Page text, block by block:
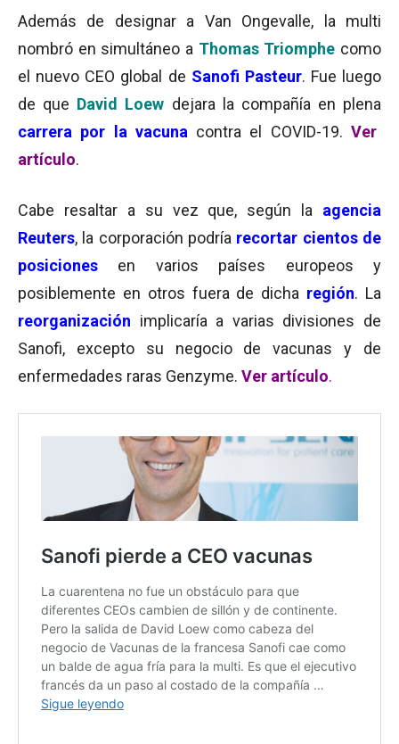
Además de designar a Van Ongevalle, la multi
nombró en simultáneo a Thomas Triomphe como
el nuevo CEO global de Sanofi Pasteur. Fue luego
de que David Loew dejara la compañía en plena
carrera por la vacuna contra el COVID-19. Ver
artículo.
Cabe resaltar a su vez que, según la agencia
Reuters, la corporación podría recortar cientos de
posiciones en varios países europeos y
posiblemente en otros fuera de dicha región. La
reorganización implicaría a varias divisiones de
Sanofi, excepto su negocio de vacunas y de
enfermedades raras Genzyme. Ver artículo.